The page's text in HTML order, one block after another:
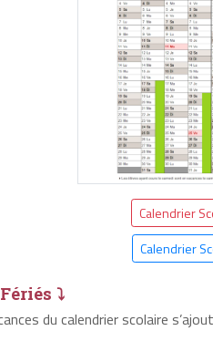
Calendrier
Calendrier
⤵
du calendrier scolaire